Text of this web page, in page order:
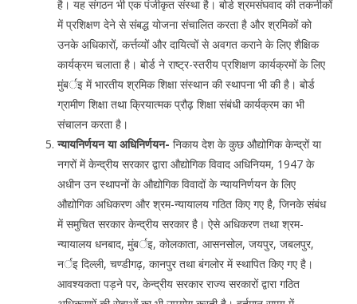
है। यह संगठन भी एक पंजीकृत संस्था है। बोर्ड श्रमसंघवाद की तकनीकों
में प्रशिक्षण देने से संबद्ध योजना संचालित करता है और श्रमिकों को
उनके अधिकारों, कर्त्तव्यों और दायित्वों से अवगत कराने के लिए शैक्षिक
कार्यक्रम चलाता है। बोर्ड ने राष्ट्र-स्तरीय प्रशिक्षण कार्यक्रमों के लिए
मुंबर्इ में भारतीय श्रमिक शिक्षा संस्थान की स्थापना भी की है। बोर्ड
ग्रामीण शिक्षा तथा क्रियात्मक प्रौढ़ शिक्षा संबंधी कार्यक्रम का भी
संचालन करता है।
न्यायनिर्णयन या अधिनिर्णयन- निकाय देश के कुछ औद्योगिक केन्द्रों या
नगरों में केन्द्रीय सरकार द्वारा औद्योगिक विवाद अधिनियम, 1947 के
अधीन उन स्थापनों के औद्योगिक विवादों के न्यायनिर्णयन के लिए
औद्योगिक अधिकरण और श्रम-न्यायालय गठित किए गए है, जिनके संबंध
में समुचित सरकार केन्द्रीय सरकार है। ऐसे अधिकरण तथा श्रम-
न्यायालय धनबाद, मुंबर्इ, कोलकाता, आसनसोल, जयपुर, जबलपुर,
नर्इ दिल्ली, चण्डीगढ़, कानपुर तथा बंगलोर में स्थापित किए गए है।
आवश्यकता पड़ने पर, केन्द्रीय सरकार राज्य सरकारों द्वारा गठित